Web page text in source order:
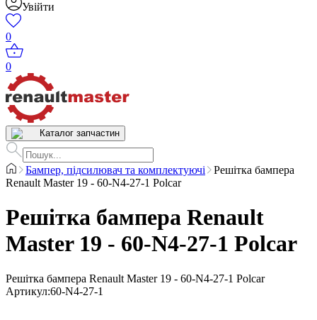
Увійти
0
0
Каталог запчастин
Бампер, підсилювач та комплектуючі
Решітка бампера
Renault Master 19 - 60-N4-27-1 Polcar
Решітка бампера Renault
Master 19 - 60-N4-27-1 Polcar
Решітка бампера Renault Master 19 - 60-N4-27-1 Polcar
Артикул:60-N4-27-1